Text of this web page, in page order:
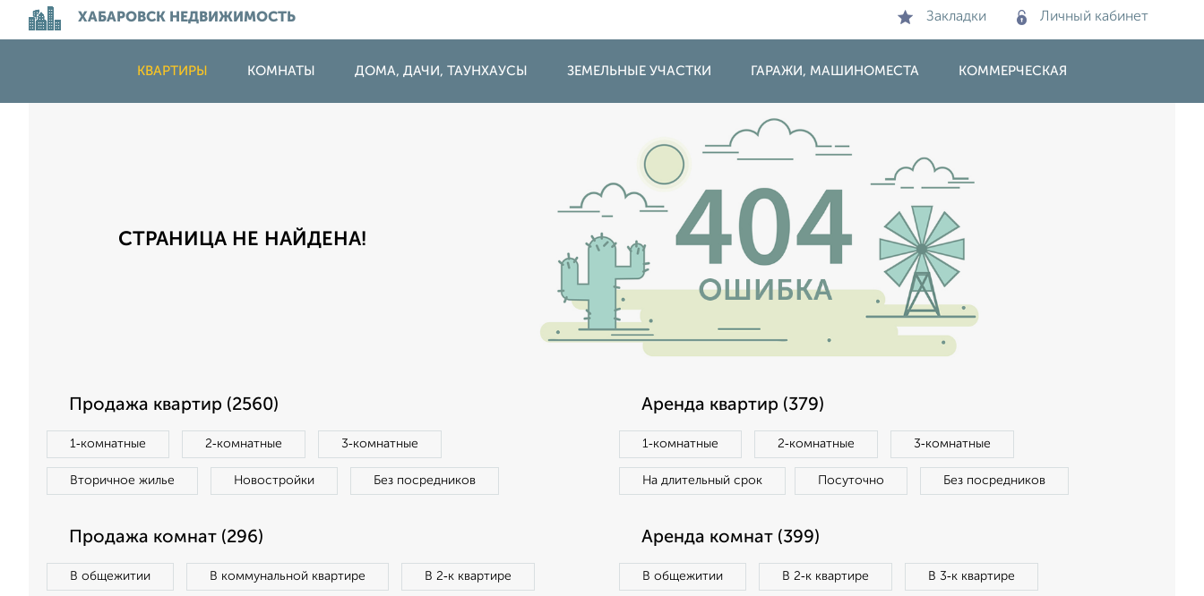
ХАБАРОВСК НЕДВИЖИМОСТЬ Закладки Личный кабинет
КВАРТИРЫ КОМНАТЫ ДОМА, ДАЧИ, ТАУНХАУСЫ ЗЕМЕЛЬНЫЕ УЧАСТКИ ГАРАЖИ, МАШИНОМЕСТА КОММЕРЧЕСКАЯ
СТРАНИЦА НЕ НАЙДЕНА!
Продажа квартир (2560)
1‑комнатные 2‑комнатные 3‑комнатные
Вторичное жилье Новостройки Без посредников
Аренда квартир (379)
1‑комнатные 2‑комнатные 3‑комнатные
На длительный срок Посуточно Без посредников
Продажа комнат (296)
В общежитии В коммунальной квартире В 2‑к квартире
Аренда комнат (399)
В общежитии В 2‑к квартире В 3‑к квартире